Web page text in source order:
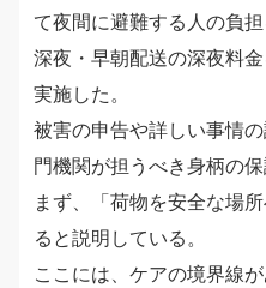
て夜間に避難する人の負
深夜・早朝配送の深夜料
実施した。
被害の申告や詳しい事情
門機関が担うべき身柄の
まず、「荷物を安全な場
ると説明している。
ここには、ケアの境界線が